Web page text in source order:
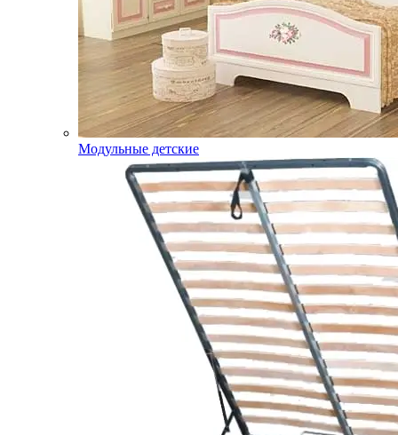
Модульные детские